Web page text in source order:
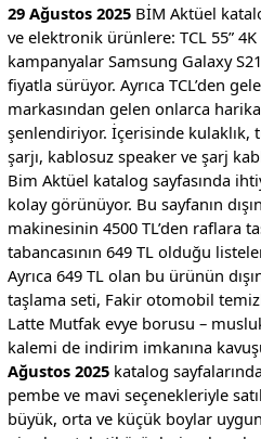
29 Ağustos 2025BİM Aktüel
ve elektronik ürünlere: TCL 55”
kampanyalar Samsung Galaxy
fiyatla sürüyor. Ayrıca TCL’den
markasından gelen onlarca
şenlendiriyor. İçerisinde
şarjı, kablosuz speaker ve şarj
Bim Aktüel katalog sayfasında
kolay görünüyor. Bu sayfanın
makinesinin 4500 TL’den raflara
tabancasının 649 TL olduğu
Ayrıca 649 TL olan bu ürünün
taşlama seti, Fakir otomobil
Latte Mutfak evye borusu –
kalemi de indirim imkanına
Ağustos 2025katalog
pembe ve mavi seçenekleriyle
büyük, orta ve küçük boylar